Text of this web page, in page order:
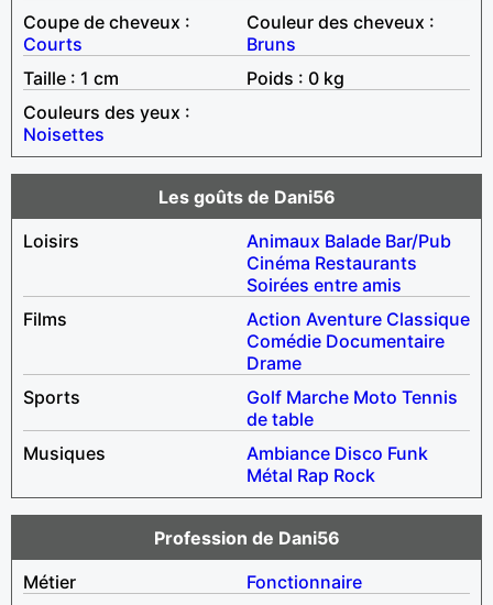
Coupe de cheveux :
Courts
Couleur des cheveux :
Bruns
Taille : 1 cm
Poids : 0 kg
Couleurs des yeux :
Noisettes
Les goûts de Dani56
Loisirs
Animaux Balade Bar/Pub
Cinéma Restaurants
Soirées entre amis
Films
Action Aventure Classique
Comédie Documentaire
Drame
Sports
Golf Marche Moto Tennis
de table
Musiques
Ambiance Disco Funk
Métal Rap Rock
Profession de Dani56
Métier
Fonctionnaire